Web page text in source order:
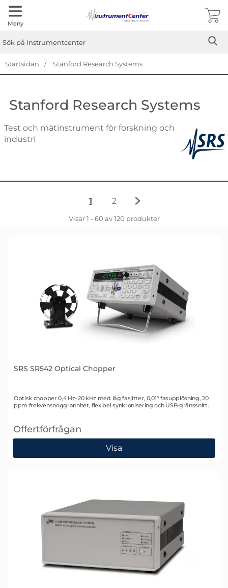
Meny
Startsidan Stanford Research Systems
Stanford Research Systems
Test och mätinstrument för forskning och
industri
1
2
Visar 1 - 60 av 120 produkter
SRS SR542 Optical Chopper
Art. nr 2451
Optisk chopper 0,4 Hz–20 kHz med låg fasjitter, 0,01° fasupplösning, 20
ppm frekvensnoggrannhet, flexibel synkronisering och USB-gränssnitt.
Offertförfrågan
, SRS SR542 Optical Chopper
Visa